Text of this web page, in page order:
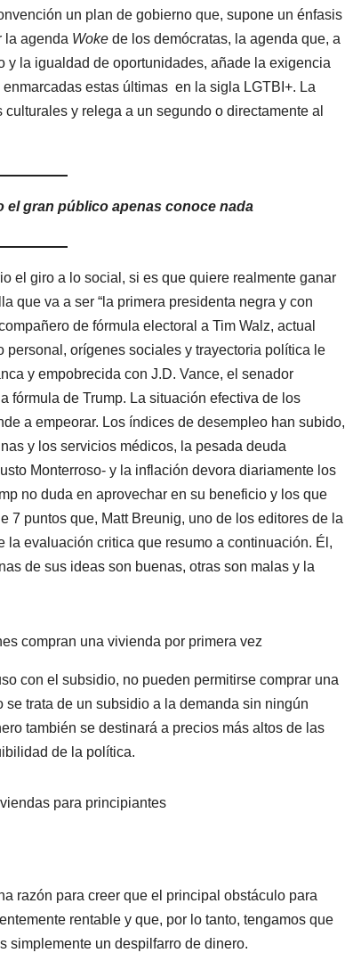
un plan de gobierno que, supone un énfasis
la agenda Woke de los demócratas, la agenda que, a
y la igualdad de oportunidades, añade la exigencia
estas últimas en la sigla LGTBI+. La
y relega a un segundo o directamente al
el gran público apenas conoce nada
el giro a lo social, si es que quiere realmente ganar
que va a ser “la primera presidenta negra y con
de fórmula electoral a Tim Walz, actual
orígenes sociales y trayectoria política le
y empobrecida con J.D. Vance, el senador
fórmula de Trump. La situación efectiva de los
a empeorar. Los índices de desempleo han subido,
y los servicios médicos, la pesada deuda
Monterroso- y la inflación devora diariamente los
no duda en aprovechar en su beneficio y los que
7 puntos que, Matt Breunig, uno de los editores de la
la evaluación critica que resumo a continuación. Él,
de sus ideas son buenas, otras son malas y la
compran una vivienda por primera vez
con el subsidio, no pueden permitirse comprar una
trata de un subsidio a la demanda sin ningún
también se destinará a precios más altos de las
de la política.
para principiantes
razón para creer que el principal obstáculo para
rentable y que, por lo tanto, tengamos que
simplemente un despilfarro de dinero.